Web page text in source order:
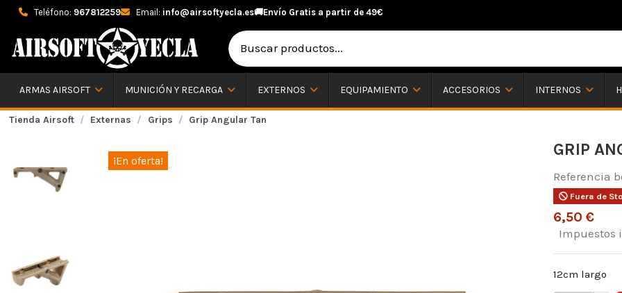
Teléfono: 967812259 Email: info@airsoftyecla.es🚚Envío Gratis a partir de 49€
ARMAS AIRSOFT MUNICIÓN Y RECARGA EXTERNOS EQUIPAMIENTO ACCESORIOS INTERNOS
Tienda Airsoft Externas Grips Grip Angular Tan
¡En oferta!
GRIP
Referencia
Fuera de
6,50 €
Impuestos
12cm largo